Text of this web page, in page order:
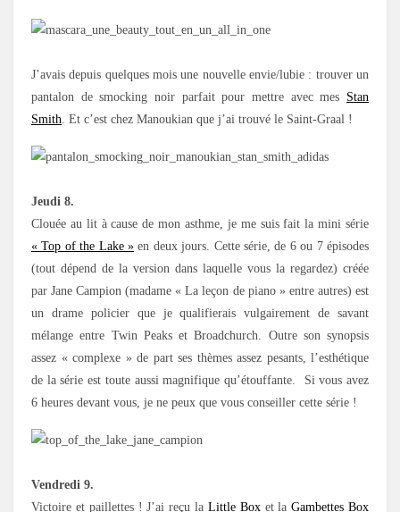
J’avais depuis quelques mois une nouvelle envie/lubie : trouver un
pantalon de smocking noir parfait pour mettre avec mes Stan
Smith. Et c’est chez Manoukian que j’ai trouvé le Saint-Graal !
Jeudi 8.
Clouée au lit à cause de mon asthme, je me suis fait la mini série
« Top of the Lake » en deux jours. Cette série, de 6 ou 7 épisodes
(tout dépend de la version dans laquelle vous la regardez) créée
par Jane Campion (madame « La leçon de piano » entre autres) est
un drame policier que je qualifierais vulgairement de savant
mélange entre Twin Peaks et Broadchurch. Outre son synopsis
assez « complexe » de part ses thèmes assez pesants, l’esthétique
de la série est toute aussi magnifique qu’étouffante. Si vous avez
6 heures devant vous, je ne peux que vous conseiller cette série !
Vendredi 9.
Victoire et paillettes ! J’ai reçu la Little Boxet laGambettes Box